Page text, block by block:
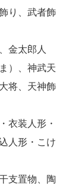
り、武者飾
金太郎人
）、神武天
将、天神飾
衣装人形・
人形・こけ
支置物、陶